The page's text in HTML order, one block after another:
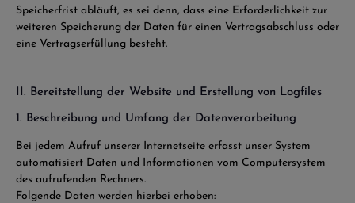
Speicherfrist abläuft, es sei denn, dass eine Erforderlichkeit zur
weiteren Speicherung der Daten für einen Vertragsabschluss oder
eine Vertragserfüllung besteht.
II. Bereitstellung der Website und Erstellung von Logfiles
1. Beschreibung und Umfang der Datenverarbeitung
Bei jedem Aufruf unserer Internetseite erfasst unser System
automatisiert Daten und Informationen vom Computersystem
des aufrufenden Rechners.
Folgende Daten werden hierbei erhoben: